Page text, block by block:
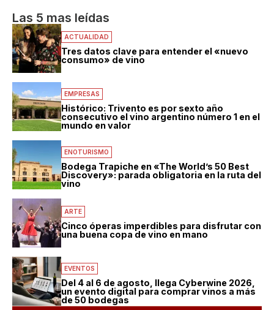
Las 5 mas leídas
ACTUALIDAD
Tres datos clave para entender el «nuevo
consumo» de vino
EMPRESAS
Histórico: Trivento es por sexto año
consecutivo el vino argentino número 1 en el
mundo en valor
ENOTURISMO
Bodega Trapiche en «The World’s 50 Best
Discovery»: parada obligatoria en la ruta del
vino
ARTE
Cinco óperas imperdibles para disfrutar con
una buena copa de vino en mano
EVENTOS
Del 4 al 6 de agosto, llega Cyberwine 2026,
un evento digital para comprar vinos a más
de 50 bodegas